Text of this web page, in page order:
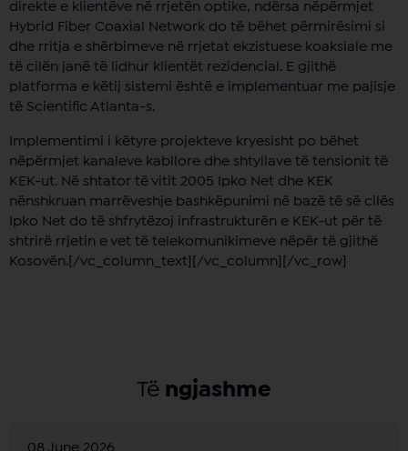
direkte e klientëve në rrjetën optike, ndërsa nëpërmjet
Hybrid Fiber Coaxial Network do të bëhet përmirësimi si
dhe rritja e shërbimeve në rrjetat ekzistuese koaksiale me
të cilën janë të lidhur klientët rezidencial. E gjithë
platforma e këtij sistemi është e implementuar me pajisje
të Scientific Atlanta-s.
Implementimi i këtyre projekteve kryesisht po bëhet
nëpërmjet kanaleve kabllore dhe shtyllave të tensionit të
KEK-ut. Në shtator të vitit 2005 Ipko Net dhe KEK
nënshkruan marrëveshje bashkëpunimi në bazë të së cilës
Ipko Net do të shfrytëzoj infrastrukturën e KEK-ut për të
shtrirë rrjetin e vet të telekomunikimeve nëpër të gjithë
Kosovën.[/vc_column_text][/vc_column][/vc_row]
Të ngjashme
08 June 2026